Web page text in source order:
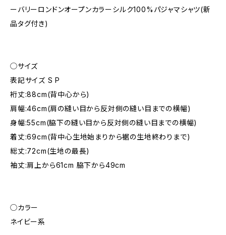
ーバリーロンドンオープンカラーシルク100%パジャマシャツ(新
品タグ付き)
◯サイズ
表記サイズ S P
裄丈:88cm(背中心から)
肩幅:46cm(肩の縫い目から反対側の縫い目までの横幅)
身幅:55cm(脇下の縫い目から反対側の縫い目までの横幅)
着丈:69cm(背中心生地始まりから裾の生地終わりまで)
総丈:72cm(生地の最長)
袖丈:肩上から61cm 脇下から49cm
◯カラー
ネイビー系